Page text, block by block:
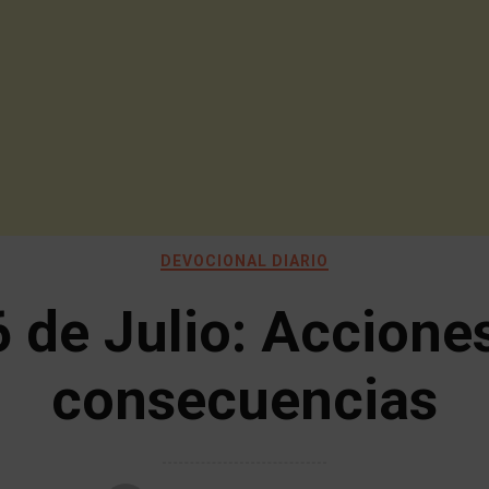
DEVOCIONAL DIARIO
de Julio:
consecuencias